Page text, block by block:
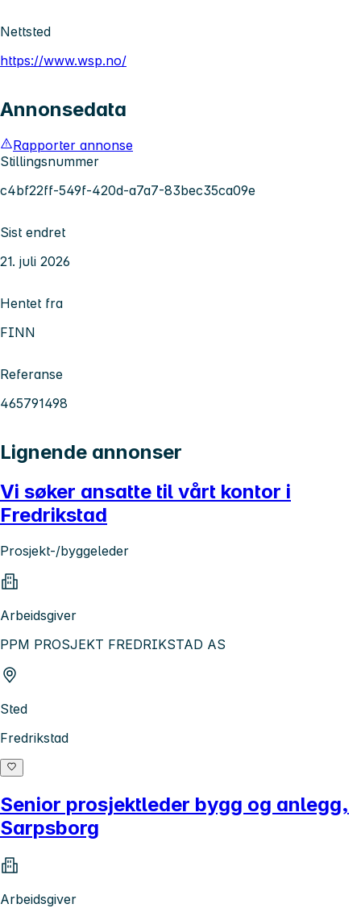
Nettsted
https://www.wsp.no/
Annonsedata
Rapporter annonse
Stillingsnummer
c4bf22ff-549f-420d-a7a7-83bec35ca09e
Sist endret
21. juli 2026
Hentet fra
FINN
Referanse
465791498
Lignende annonser
Vi søker ansatte til vårt kontor i
Fredrikstad
Prosjekt-/byggeleder
Arbeidsgiver
PPM PROSJEKT FREDRIKSTAD AS
Sted
Fredrikstad
Senior prosjektleder bygg og anlegg,
Sarpsborg
Arbeidsgiver